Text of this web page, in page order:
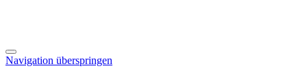
Navigation überspringen